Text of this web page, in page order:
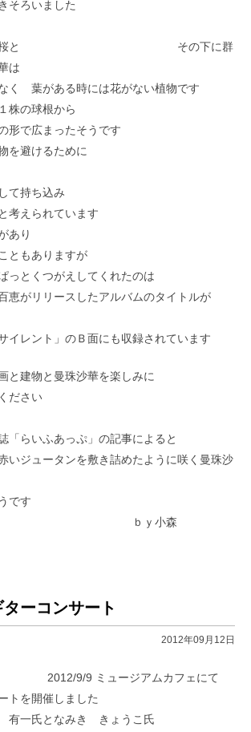
そろいました
並木の桜と その下に群
は
く 葉がある時には花がない植物です
株の球根から
形で広まったそうです
を避けるために
て持ち込み
考えられています
あり
ともありますが
っとくつがえしてくれたのは
恵がリリースしたアルバムのタイトルが
イレント」のＢ面にも収録されています
建物と曼珠沙華を楽しみに
ださい
「らいふあっぷ」の記事によると
いジュータンを敷き詰めたように咲く曼珠沙
です
小森
ーコンサート
2012年09月12日
2012/9/9 ミュージアムカフェにて
トを開催しました
有一氏となみき きょうこ氏